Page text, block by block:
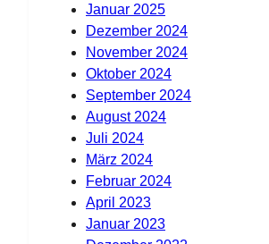
Januar 2025
Dezember 2024
November 2024
Oktober 2024
September 2024
August 2024
Juli 2024
März 2024
Februar 2024
April 2023
Januar 2023